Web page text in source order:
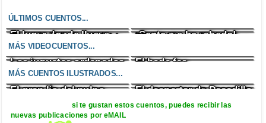
ÚLTIMOS CUENTOS...
El lugar donde llueve
chocolate
¡Santa me ha robado!
MÁS VIDEOCUENTOS...
Los juguetes ordenados El hada fea
El dibujo parlante
Un encargo
MÁS CUENTOS ILUSTRADOS...
El gran lío del pulpo El despertar de Pesadillo
carnicero
si te gustan estos cuentos, puedes recibir las
nuevas publicaciones por eMAIL